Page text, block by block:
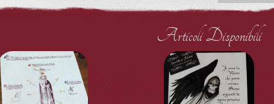
Articoli Disponibili